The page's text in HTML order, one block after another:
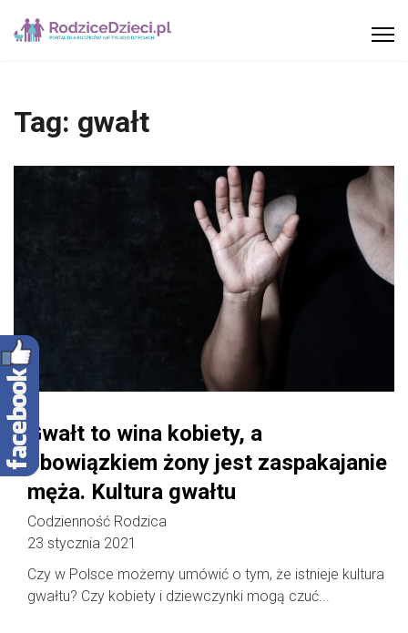
Tag: gwałt
Gwałt to wina kobiety, a
obowiązkiem żony jest zaspakajanie
męża. Kultura gwałtu
Codzienność Rodzica
23 stycznia 2021
Czy w Polsce możemy umówić o tym, że istnieje kultura
gwałtu? Czy kobiety i dziewczynki mogą czuć...